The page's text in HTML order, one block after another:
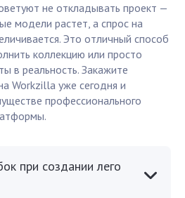
не откладывать проект —
модели растет, а спрос на
Это отличный способ
коллекцию или просто
в реальность. Закажите
Workzilla уже сегодня и
профессионального
при создании лего